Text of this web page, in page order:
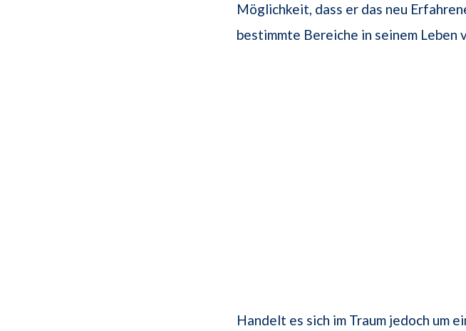
Möglichkeit, dass er das neu
bestimmte Bereiche in seinem Leben
Handelt es sich im Traum jedoch um